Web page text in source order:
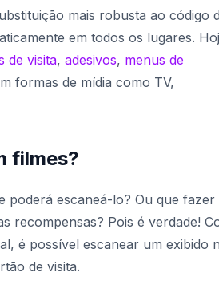
mais robusta ao código
em todos os lugares.
de visita, adesivos, menus de
formas de mídia como TV,
filmes?
poderá escaneá-lo? Ou que fazer
recompensas? Pois é verdade!
é possível escanear um exibido
de visita.